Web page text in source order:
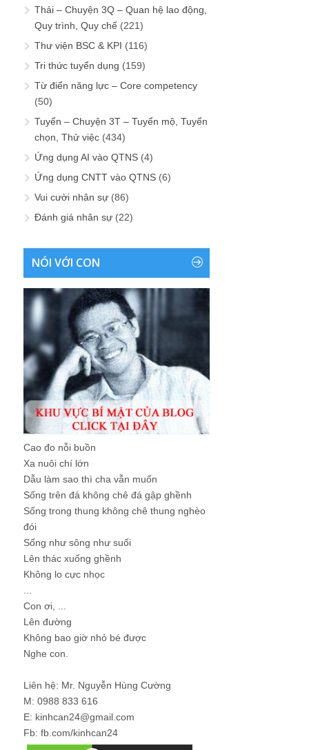
Thải – Chuyện 3Q – Quan hệ lao động,
Quy trình, Quy chế (221)
Thư viện BSC & KPI (116)
Tri thức tuyển dụng (159)
Từ điển năng lực – Core competency
(50)
Tuyển – Chuyện 3T – Tuyển mộ, Tuyển
chọn, Thử việc (434)
Ứng dụng AI vào QTNS (4)
Ứng dụng CNTT vào QTNS (6)
Vui cười nhân sự (86)
Đánh giá nhân sự (22)
NÓI VỚI CON
Cao đo nỗi buồn
Xa nuôi chí lớn
Dẫu làm sao thì cha vẫn muốn
Sống trên đá không chê đá gập ghềnh
Sống trong thung không chê thung nghèo
đói
Sống như sông như suối
Lên thác xuống ghềnh
Không lo cực nhọc
Con ơi, ...
Lên đường
Không bao giờ nhỏ bé được
Nghe con.
Liên hệ: Mr. Nguyễn Hùng Cường
M: 0988 833 616
E: kinhcan24@gmail.com
Fb: fb.com/kinhcan24